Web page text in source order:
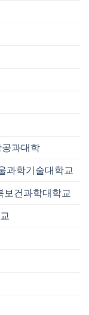
공과대학
과학기술대학교
보건과학대학교